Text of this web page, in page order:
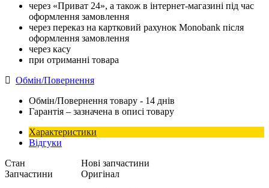
через «Приват 24», а також в інтернет-магазині під час
оформлення замовлення
через переказ на картковий рахунок Monobank після
оформлення замовлення
через касу
при отриманні товара
Обмін/Повернення
Обмін/Повернення товару - 14 днів
Гарантія – зазначена в описі товару
Характеристики
Відгуки
Стан
Нові запчастини
Запчастини
Оригінал